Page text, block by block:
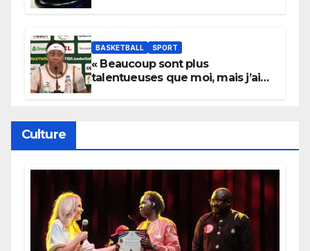
BASKETBALL SPORT
« Beaucoup sont plus
talentueuses que moi, mais j’ai
Culture